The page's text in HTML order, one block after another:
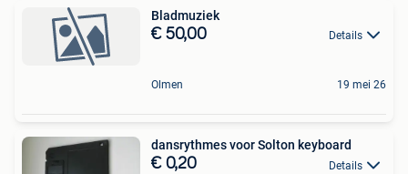
Bladmuziek
€ 50,00 Details
Olmen 19 mei 26
dansrythmes voor Solton keyboard
€ 0,20 Details